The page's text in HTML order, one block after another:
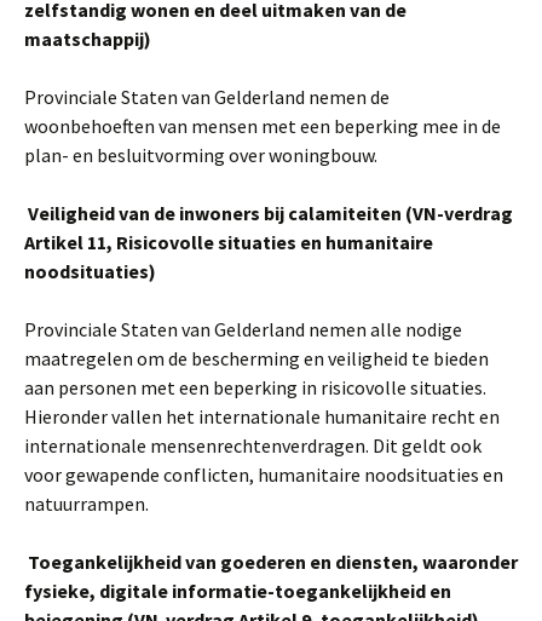
zelfstandig wonen en deel uitmaken van de
maatschappij)
Provinciale Staten van Gelderland nemen de
woonbehoeften van mensen met een beperking mee in de
plan- en besluitvorming over woningbouw.
Veiligheid van de inwoners bij calamiteiten (VN-verdrag
Artikel 11, Risicovolle situaties en humanitaire
noodsituaties)
Provinciale Staten van Gelderland nemen alle nodige
maatregelen om de bescherming en veiligheid te bieden
aan personen met een beperking in risicovolle situaties.
Hieronder vallen het internationale humanitaire recht en
internationale mensenrechtenverdragen. Dit geldt ook
voor gewapende conflicten, humanitaire noodsituaties en
natuurrampen.
Toegankelijkheid van goederen en diensten, waaronder
fysieke, digitale informatie-toegankelijkheid en